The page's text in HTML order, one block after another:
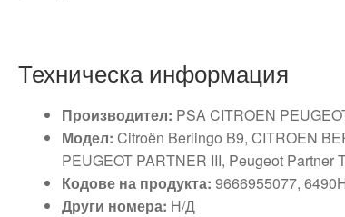
Техническа информация
Производител: PSA CITROEN
Модел: Citroën Berlingo B9, CITROEN
PEUGEOT PARTNER III, Peugeot Partner
Кодове на продукта: 9666955077,
Други номера: Н/Д